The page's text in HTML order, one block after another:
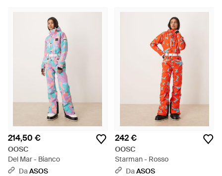
214,50 €
OOSC
Del Mar - Bianco
DaASOS
242 €
OOSC
Starman - Rosso
DaASOS